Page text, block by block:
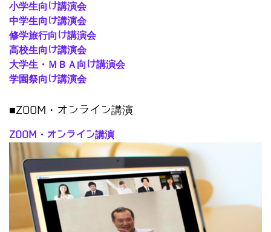
小学生向け講演会
中学生向け講演会
修学旅行向け講演会
高校生向け講演会
大学生・ＭＢＡ向け講演会
学園祭向け講演会
■ZOOM・オンライン講演
ZOOM・オンライン講演